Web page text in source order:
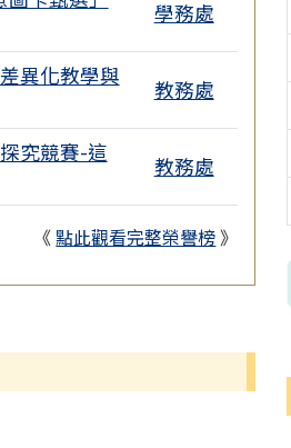
學務處
異化教學與
教務處
究競賽-這
教務處
《點此觀看完整榮譽榜》